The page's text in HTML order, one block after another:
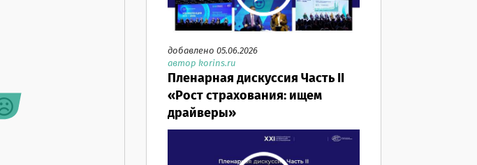
добавлено 05.06.2026
автор korins.ru
Пленарная дискуссия Часть II
«Рост страхования: ищем
драйверы»